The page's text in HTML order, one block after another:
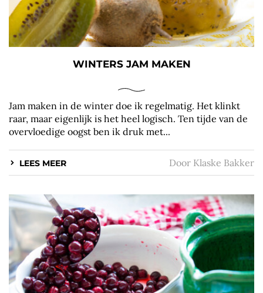
WINTERS JAM MAKEN
Jam maken in de winter doe ik regelmatig. Het klinkt
raar, maar eigenlijk is het heel logisch. Ten tijde van de
overvloedige oogst ben ik druk met...
LEES MEER Door Klaske Bakker